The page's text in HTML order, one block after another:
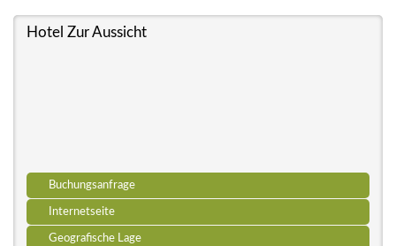
Hotel Zur Aussicht
Buchungsanfrage
Internetseite
Geografische Lage